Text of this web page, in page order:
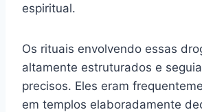
espiritual.
Os rituais envolvendo essas
altamente estruturados e
precisos. Eles eram
em templos elaboradamente